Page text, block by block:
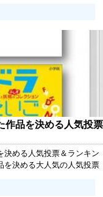
今回はその中で一番の人
作品を決める人気投票
決める人気投票＆ランキン
を決める大人気の人気投票
が集まり次第、結果が発